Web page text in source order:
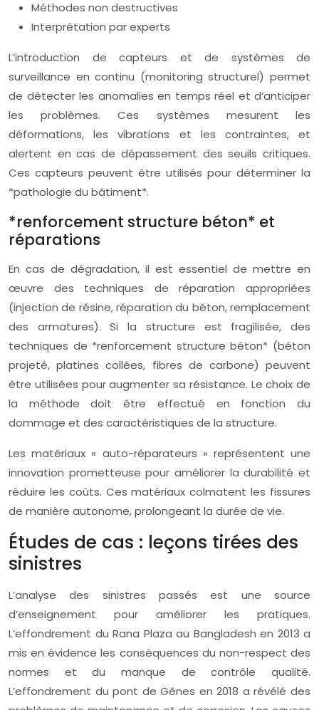
Méthodes non destructives
Interprétation par experts
L’introduction de capteurs et de systèmes de
surveillance en continu (monitoring structurel) permet
de détecter les anomalies en temps réel et d’anticiper
les problèmes. Ces systèmes mesurent les
déformations, les vibrations et les contraintes, et
alertent en cas de dépassement des seuils critiques.
Ces capteurs peuvent être utilisés pour déterminer la
*pathologie du bâtiment*.
*renforcement structure béton* et
réparations
En cas de dégradation, il est essentiel de mettre en
œuvre des techniques de réparation appropriées
(injection de résine, réparation du béton, remplacement
des armatures). Si la structure est fragilisée, des
techniques de *renforcement structure béton* (béton
projeté, platines collées, fibres de carbone) peuvent
être utilisées pour augmenter sa résistance. Le choix de
la méthode doit être effectué en fonction du
dommage et des caractéristiques de la structure.
Les matériaux « auto-réparateurs » représentent une
innovation prometteuse pour améliorer la durabilité et
réduire les coûts. Ces matériaux colmatent les fissures
de manière autonome, prolongeant la durée de vie.
Études de cas : leçons tirées des
sinistres
L’analyse des sinistres passés est une source
d’enseignement pour améliorer les pratiques.
L’effondrement du Rana Plaza au Bangladesh en 2013 a
mis en évidence les conséquences du non-respect des
normes et du manque de contrôle qualité.
L’effondrement du pont de Gênes en 2018 a révélé des